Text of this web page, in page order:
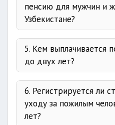
статье 5
пенсию для мужчин и
Узбекистане?
Ответ
статье 7
мужчины - по
стаже работыне
женщины - по
5. Кем выплачивается
до двух лет?
Ответ
за пособием
6. Регистрируется ли
уходу за пожилым
лет?